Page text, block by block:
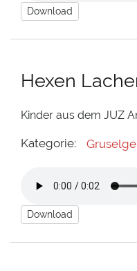
Download
Hexen
Kinder aus dem JUZ
Kategorie:
Download